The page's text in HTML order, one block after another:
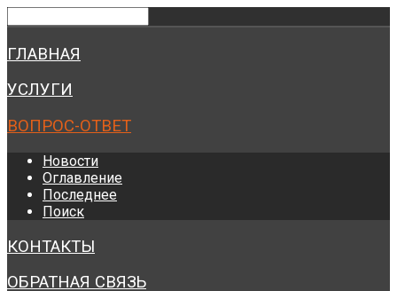
ГЛАВНАЯ
УСЛУГИ
ВОПРОС-ОТВЕТ
Новости
Оглавление
Последнее
Поиск
КОНТАКТЫ
ОБРАТНАЯ СВЯЗЬ